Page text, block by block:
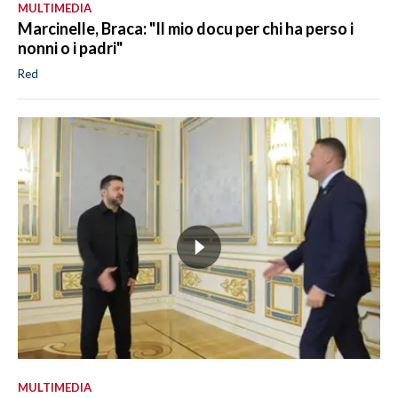
MULTIMEDIA
Marcinelle, Braca: "Il mio docu per chi ha perso i
nonni o i padri"
Red
MULTIMEDIA